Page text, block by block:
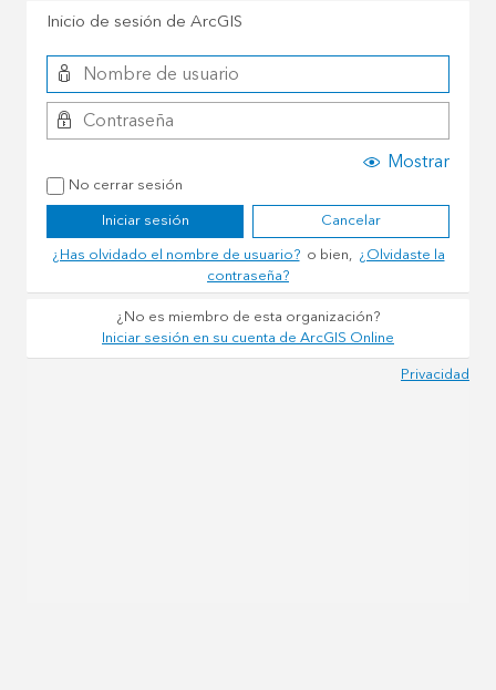
Inicio de sesión de ArcGIS
Mostrar
No cerrar sesión
Iniciar sesión
Cancelar
¿Has olvidado el nombre de usuario?o bien, ¿Olvidaste la
contraseña?
¿No es miembro de esta organización?
Iniciar sesión en su cuenta de ArcGIS Online
Privacidad